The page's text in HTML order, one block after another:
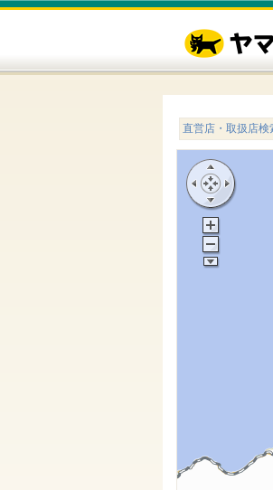
直営店・取扱店検